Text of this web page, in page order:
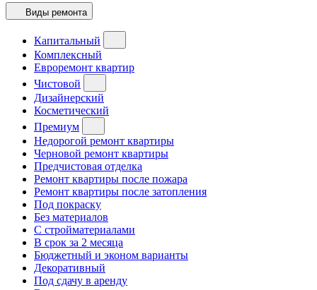
Виды ремонта
Капитальный
Комплексный
Евроремонт квартир
Чистовой
Дизайнерский
Косметический
Премиум
Недорогой ремонт квартиры
Черновой ремонт квартиры
Предчистовая отделка
Ремонт квартиры после пожара
Ремонт квартиры после затопления
Под покраску
Без материалов
С стройматериалами
В срок за 2 месяца
Бюджетный и эконом варианты
Декоративный
Под сдачу в аренду